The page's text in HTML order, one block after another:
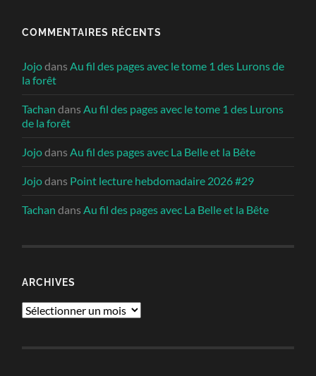
COMMENTAIRES RÉCENTS
JojodansAu fil des pages avec le tome 1 des Lurons de
la forêt
Tachan dansAu fil des pages avec le tome 1 des Lurons
de la forêt
JojodansAu fil des pages avec La Belle et la Bête
Jojodans Point lecture hebdomadaire 2026 #29
Tachan dansAu fil des pages avec La Belle et la Bête
ARCHIVES
Archives